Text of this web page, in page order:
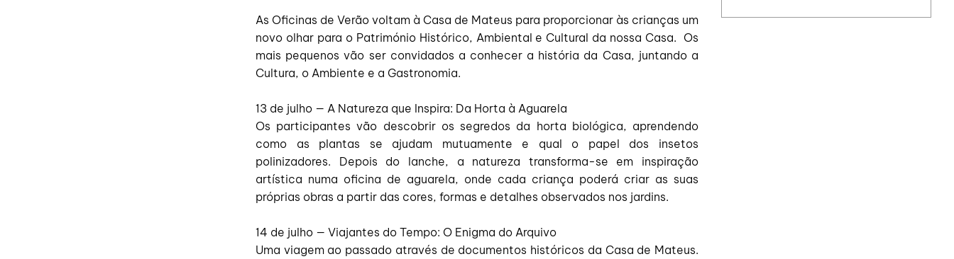
As Oficinas de Verão voltam à Casa de Mateus para proporcionar às crianças um
novo olhar para o Património Histórico, Ambiental e Cultural da nossa Casa. Os
mais pequenos vão ser convidados a conhecer a história da Casa, juntando a
Cultura, o Ambiente e a Gastronomia.
13 de julho — A Natureza que Inspira: Da Horta à Aguarela
Os participantes vão descobrir os segredos da horta biológica, aprendendo
como as plantas se ajudam mutuamente e qual o papel dos insetos
polinizadores. Depois do lanche, a natureza transforma-se em inspiração
artística numa oficina de aguarela, onde cada criança poderá criar as suas
próprias obras a partir das cores, formas e detalhes observados nos jardins.
14 de julho — Viajantes do Tempo: O Enigma do Arquivo
Uma viagem ao passado através de documentos históricos da Casa de Mateus.